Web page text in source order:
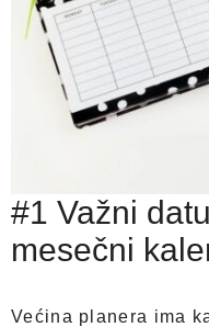
#1 Važni
mesečni
Većina planera ima